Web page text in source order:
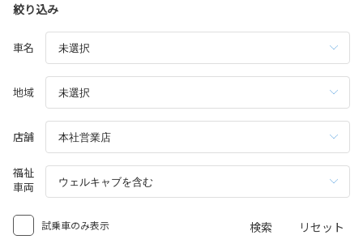
絞り込み
車名
地域
店舗
福祉
車両
試乗車のみ表示 検索 リセット